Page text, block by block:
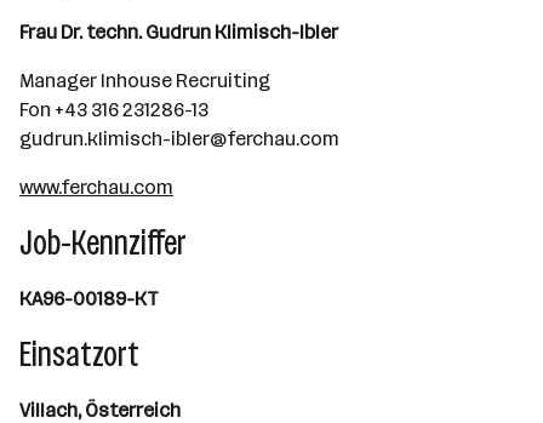
Frau Dr. techn. Gudrun Klimisch-Ibler
Manager Inhouse Recruiting
Fon +43 316 231286-13
gudrun.klimisch-ibler@ferchau.com
www.ferchau.com
Job-Kennziffer
KA96-00189-KT
Einsatzort
Villach, Österreich